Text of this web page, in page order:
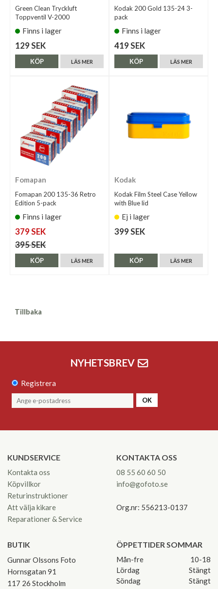
Green Clean Tryckluft
Toppventil V-2000
Finns i lager
129 SEK
LÄS MER
KÖP
Kodak 200 Gold 135-24 3-
pack
Finns i lager
419 SEK
LÄS MER
KÖP
Fomapan
Fomapan 200 135-36 Retro
Edition 5-pack
Finns i lager
379 SEK
395 SEK
LÄS MER
KÖP
Kodak
Kodak Film Steel Case Yellow
with Blue lid
Ej i lager
399 SEK
LÄS MER
KÖP
Tillbaka
NYHETSBREV
Registrera
OK
KUNDSERVICE
Kontakta oss
Köpvillkor
Returinstruktioner
Att välja kikare
Reparationer & Service
KONTAKTA OSS
08 55 60 60 50
info@gofoto.se
Org.nr: 556213-0137
BUTIK
Gunnar Olssons Foto
Hornsgatan 91
117 26 Stockholm
ÖPPETTIDER SOMMAR
Mån-fre
10-18
Lördag
Stängt
Söndag
Stängt